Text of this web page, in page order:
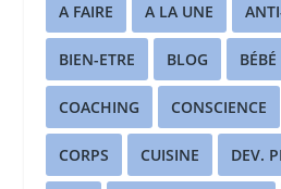
A FAIRE A LA UNE
BIEN-ETRE BLOG BÉBÉ
COACHING CONSCIENCE
CORPS CUISINE DEV.